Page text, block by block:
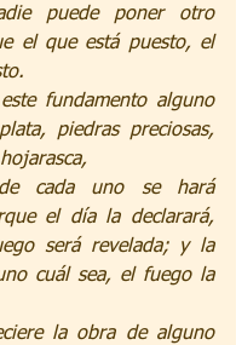
puede poner otro
el que está puesto, el
fundamento alguno
piedras preciosas,
cada uno se hará
el día la declarará,
será revelada; y la
cuál sea, el fuego la
la obra de alguno